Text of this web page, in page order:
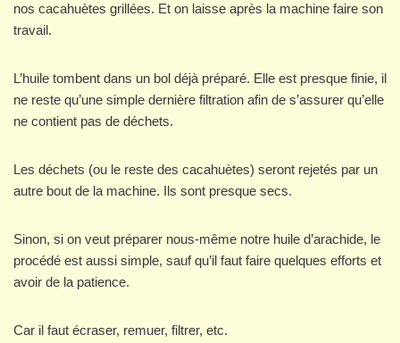
nos cacahuètes grillées. Et on laisse après la machine faire son
travail.
L’huile tombent dans un bol déjà préparé. Elle est presque finie, il
ne reste qu’une simple dernière filtration afin de s’assurer qu’elle
ne contient pas de déchets.
Les déchets (ou le reste des cacahuètes) seront rejetés par un
autre bout de la machine. Ils sont presque secs.
Sinon, si on veut préparer nous-même notre huile d’arachide, le
procédé est aussi simple, sauf qu’il faut faire quelques efforts et
avoir de la patience.
Car il faut écraser, remuer, filtrer, etc.